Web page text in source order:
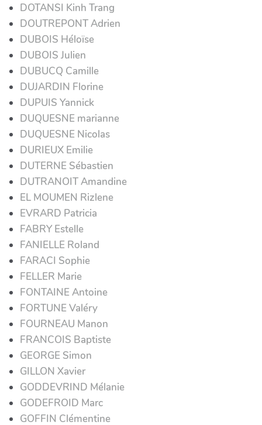
DOTANSI Kinh Trang
DOUTREPONT Adrien
DUBOIS Héloïse
DUBOIS Julien
DUBUCQ Camille
DUJARDIN Florine
DUPUIS Yannick
DUQUESNE marianne
DUQUESNE Nicolas
DURIEUX Emilie
DUTERNE Sébastien
DUTRANOIT Amandine
EL MOUMEN Rizlene
EVRARD Patricia
FABRY Estelle
FANIELLE Roland
FARACI Sophie
FELLER Marie
FONTAINE Antoine
FORTUNE Valéry
FOURNEAU Manon
FRANCOIS Baptiste
GEORGE Simon
GILLON Xavier
GODDEVRIND Mélanie
GODEFROID Marc
GOFFIN Clémentine